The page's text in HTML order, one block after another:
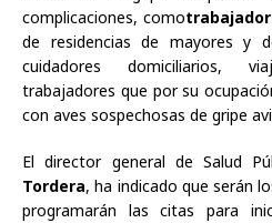
complicaciones, como
de residencias de mayores y
cuidadores domiciliarios,
trabajadores que por su
con aves sospechosas de gripe
El director general de Salud
Tordera, ha indicado que serán
programarán las citas para